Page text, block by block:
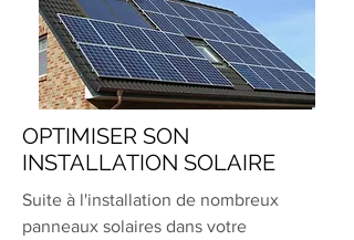
OPTIMISER SON
INSTALLATION SOLAIRE
Suite à l'installation de nombreux
panneaux solaires dans votre